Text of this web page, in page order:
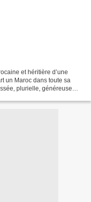
et héritière d’une
un Maroc dans toute sa
plurielle, généreuse